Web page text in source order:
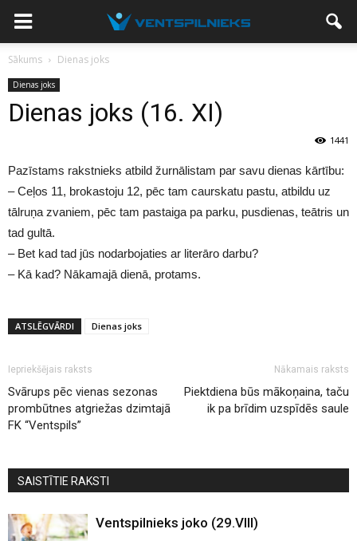
Sākums Dienas joks
Dienas joks
Dienas joks (16. XI)
1441
Pazīstams rakstnieks atbild žurnālistam par savu dienas kārtību:
– Ceļos 11, brokastoju 12, pēc tam caurskatu pastu, atbildu uz
tālruņa zvaniem, pēc tam pastaiga pa parku, pusdienas, teātris un
tad gultā.
– Bet kad tad jūs nodarbojaties ar literāro darbu?
– Kā kad? Nākamajā dienā, protams.
ATSLĒGVĀRDI Dienas joks
Iepriekšējais raksts
Svārups pēc vienas sezonas
prombūtnes atgriežas dzimtajā
FK “Ventspils”
Nākamais raksts
Piektdiena būs mākoņaina, taču
ik pa brīdim uzspīdēs saule
SAISTĪTIE RAKSTI
Ventspilnieks joko (29.VIII)